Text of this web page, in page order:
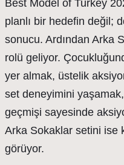
Best Model of Turkey
planlı bir hedefin değil;
sonucu. Ardından Arka
rolü geliyor.
yer almak, üstelik
set deneyimini
geçmişi sayesinde
Arka Sokaklar setini ise
görüyor.